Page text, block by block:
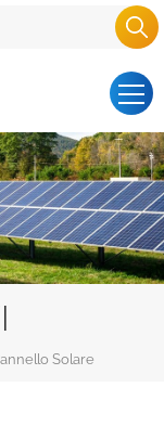
Solare